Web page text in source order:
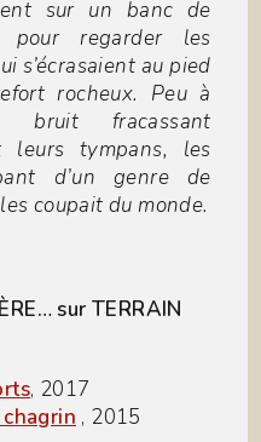
sur un banc de
pour regarder les
s’écrasaient au pied
rocheux. Peu à
fracassant
leurs tympans, les
d’un genre de
coupait du monde.
sur TERRAIN
, 2017
, 2015